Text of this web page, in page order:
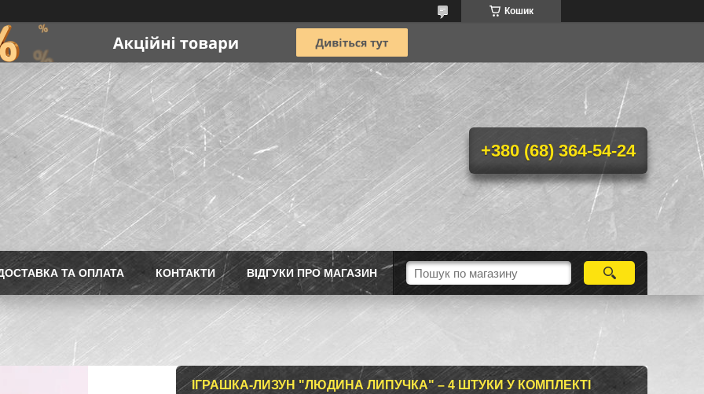
Кошик
+380 (68) 364-54-24
ТА ОПЛАТА КОНТАКТИ ВІДГУКИ ПРО МАГАЗИН
ІГРАШКА-ЛИЗУН "ЛЮДИНА ЛИПУЧКА" – 4 ШТУКИ У КОМПЛЕКТІ